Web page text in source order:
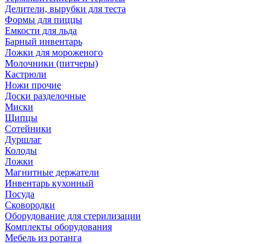
Делители, вырубки для теста
Формы для пиццы
Емкости для льда
Барный инвентарь
Ложки для мороженого
Молочники (питчеры)
Кастрюли
Ножи прочие
Доски разделочные
Миски
Щипцы
Сотейники
Дуршлаг
Колоды
Ложки
Магнитные держатели
Инвентарь кухонный
Посуда
Сковородки
Оборудование для стерилизации
Комплекты оборудования
Мебель из ротанга